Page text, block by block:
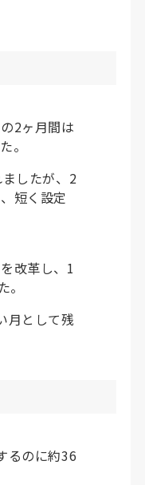
2ヶ月間は
。
したが、2
短く設定
改革し、1
月として残
るのに約36